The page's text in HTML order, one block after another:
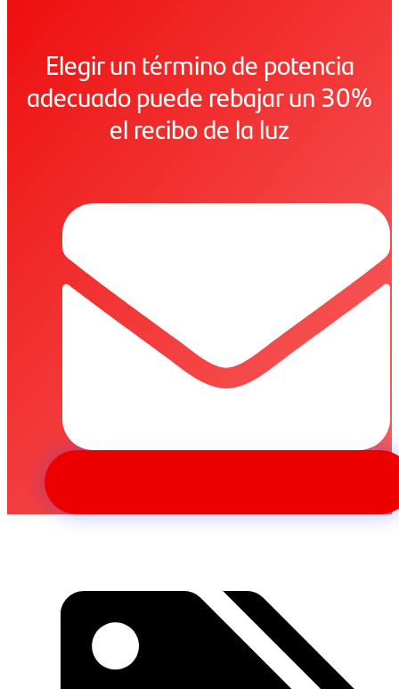
Elegir un término de potencia
adecuado puede rebajar un 30%
el recibo de la luz